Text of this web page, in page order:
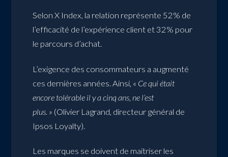
Selon X Index, la relation représente 52% de
l’efficacité de l’expérience client et 32% pour
le parcours d’achat.
L’exigence des consommateurs a augmenté
ces dernières années. Ainsi, « Ce qui était
encore tolérable il y a cinq ans, ne l’est
plus. » (Olivier Lagrand, directeur général de
Ipsos Loyalty).
Les marques se doivent de maitriser les